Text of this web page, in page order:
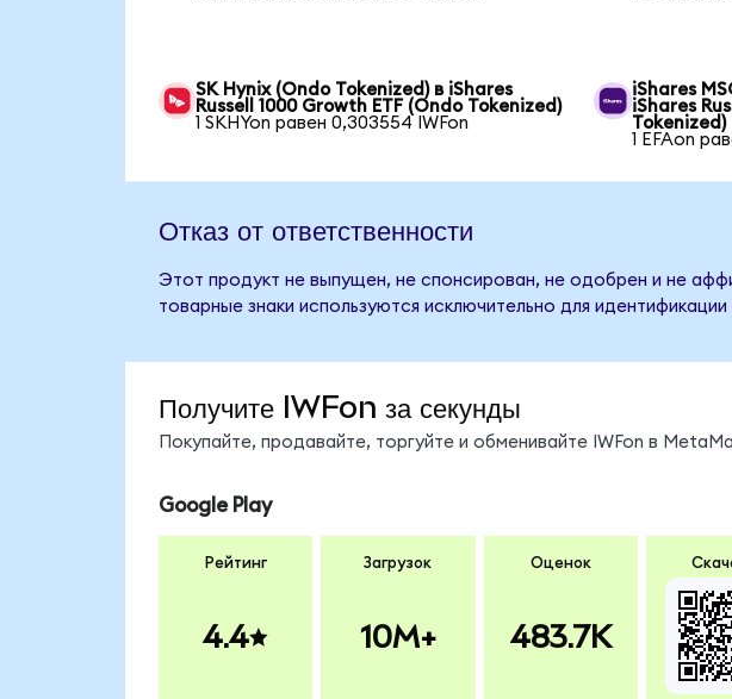
SK Hynix (Ondo Tokenized) в iShares
Russell 1000 Growth ETF (Ondo Tokenized)
1 SKHYon равен 0,303554 IWFon
iShares
iShares
Tokenized)
1 EFAon
Отказ от ответственности
Этот продукт не выпущен, не спонсирован, не одобрен и не
товарные знаки используются исключительно для
Получите IWFon за секунды
Покупайте, продавайте, торгуйте и обменивайте IWFon в
Google Play
Рейтинг
4.4
Загрузок
10M+
Оценок
483.7K